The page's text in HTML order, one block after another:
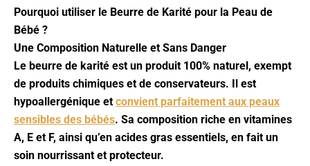
Pourquoi utiliser le Beurre de Karité pour la Peau de
Bébé ?
Une Composition Naturelle et Sans Danger
Le beurre de karité est un produit 100% naturel, exempt
de produits chimiques et de conservateurs. Il est
hypoallergénique et convient parfaitement aux peaux
sensibles des bébés. Sa composition riche en vitamines
A, E et F, ainsi qu’en acides gras essentiels, en fait un
soin nourrissant et protecteur.